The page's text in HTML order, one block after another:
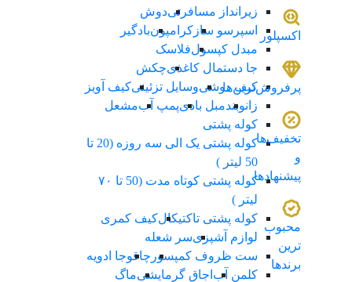
اکسپلور
پرفروش‌ترین‌ها
تخفیف‌ها
و
پیشنهادها
محبوب
ترین
برندها
زیرانداز مسافرتیدوش
اسپرسو ساز کرامپونبادگیر
مبدل کپسولفلاسک
جا دستمال کاغذیچکش
کیف دوشیوسایل تزئینیکیف آویز
زانوبندمبل بادیپمپ آبمشعل
کوله پشتی
کوله پشتی یک الی سه روزه (20 تا
50 لیتر )
کوله پشتی کوتاه مدت (50 تا ۷۰
لیتر )
کوله پشتی تاکتیکالکیف کمری
لوازم آشپزیسر شعله
ست ظروف کمپسور چاقوجا ادویه
کلمن آب اجاق گرمایشیماگ